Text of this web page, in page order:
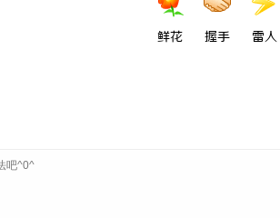
鲜花 握手 雷人